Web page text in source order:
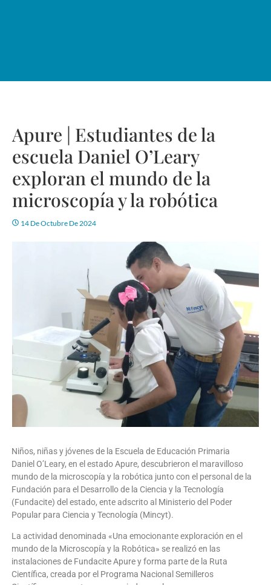
Apure | Estudiantes de la
escuela Daniel O’Leary
exploran el mundo de la
microscopía y la robótica
14 De Octubre De 2024
Niños, niñas y jóvenes de la Escuela de Educación Primaria
Daniel O’Leary, en el estado Apure, descubrieron el maravilloso
mundo de la microscopía y la robótica junto con el personal de la
Fundación para el Desarrollo de la Ciencia y la Tecnología
(Fundacite) del estado, ente adscrito al Ministerio del Poder
Popular para Ciencia y Tecnología (Mincyt).
La actividad denominada «Una emocionante exploración en el
mundo de la Microscopía y la Robótica» se realizó en las
instalaciones de Fundacite Apure y forma parte de la Ruta
Científica, creada por el Programa Nacional Semilleros